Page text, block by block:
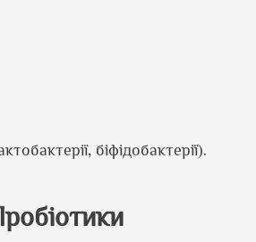
біфідобактерії).